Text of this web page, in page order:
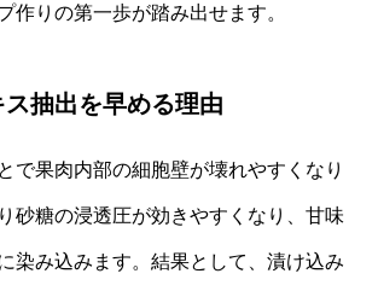
作りの第一歩が踏み出せます。
抽出を早める理由
で果肉内部の細胞壁が壊れやすくなり
砂糖の浸透圧が効きやすくなり、甘味
染み込みます。結果として、漬け込み